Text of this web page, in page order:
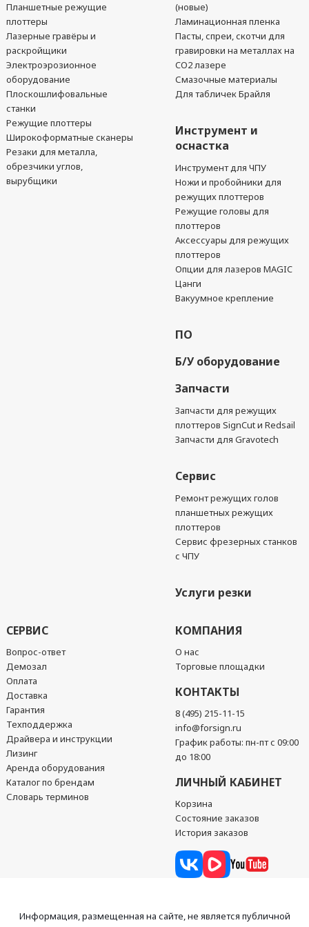
Планшетные режущие
плоттеры
Лазерные гравёры и
раскройщики
Электроэрозионное
оборудование
Плоскошлифовальные
станки
Режущие плоттеры
Широкоформатные сканеры
Резаки для металла,
обрезчики углов,
вырубщики
(новые)
Ламинационная пленка
Пасты, спреи, скотчи для
гравировки на металлах на
CO2 лазере
Смазочные материалы
Для табличек Брайля
Инструмент и
оснастка
Инструмент для ЧПУ
Ножи и пробойники для
режущих плоттеров
Режущие головы для
плоттеров
Аксессуары для режущих
плоттеров
Опции для лазеров MAGIC
Цанги
Вакуумное крепление
ПО
Б/У оборудование
Запчасти
Запчасти для режущих
плоттеров SignCut и Redsail
Запчасти для Gravotech
Сервис
Ремонт режущих голов
планшетных режущих
плоттеров
Сервис фрезерных станков
с ЧПУ
Услуги резки
СЕРВИС
Вопрос-ответ
Демозал
Оплата
Доставка
Гарантия
Техподдержка
Драйвера и инструкции
Лизинг
Аренда оборудования
Каталог по брендам
Словарь терминов
КОМПАНИЯ
О нас
Торговые площадки
КОНТАКТЫ
8 (495) 215-11-15
info@forsign.ru
График работы: пн-пт с 09:00
до 18:00
ЛИЧНЫЙ КАБИНЕТ
Корзина
Состояние заказов
История заказов
Информация, размещенная на сайте, не является публичной